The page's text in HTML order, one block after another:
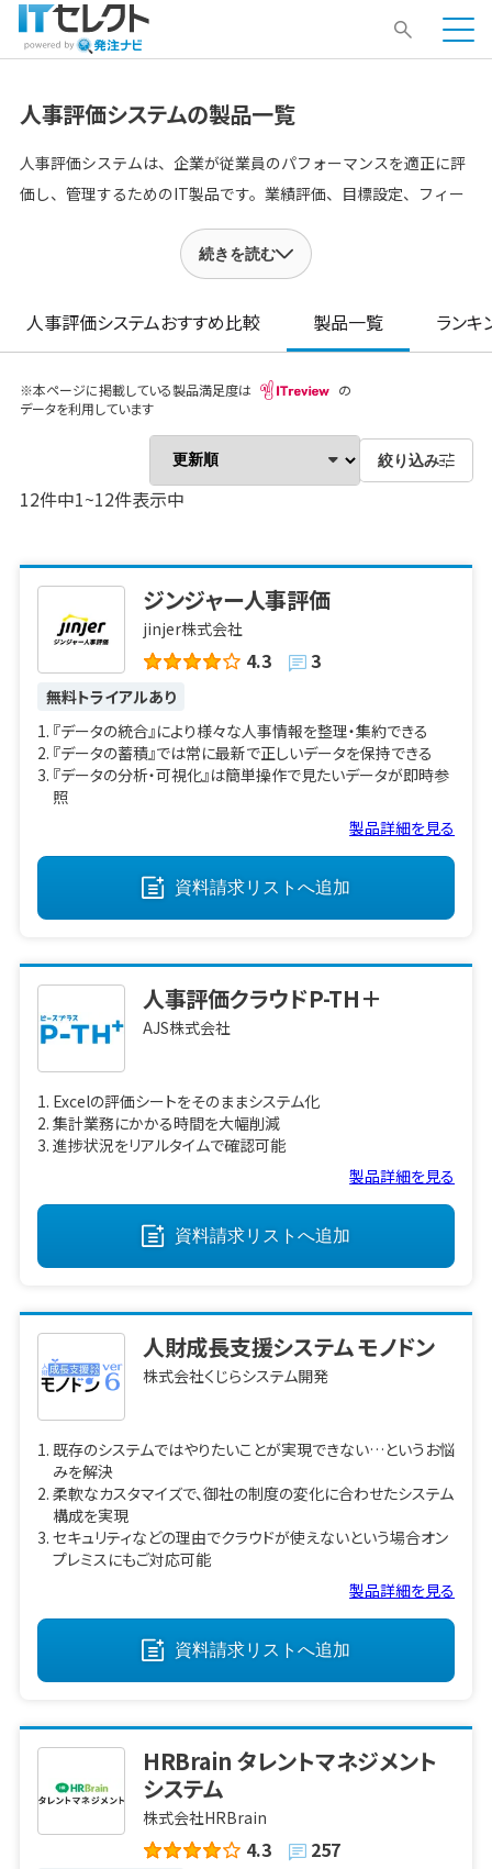
人事評価システムの製品一覧
人事評価システムは、企業が従業員のパフォーマンスを適正に評
価し、管理するためのIT製品です。業績評価、目標設定、フィー
ドバック、昇進・昇給の決定などのプロセスを一元化できます。
これにより、評価の透明性と公平性が向上し、従業員のモチベー
ションと生産性を高めます。企業の人材育成と組織の成長をサポ
ートする重要なツールです。
続きを読む
人事評価システムおすすめ比較 製品一覧 ランキ
※本ページに掲載している製品満足度は
の
データを利用しています
絞り込み
12件中1~12件表示中
ジンジャー人事評価
jinjer株式会社
4.3 3
無料トライアルあり
『データの統合』により様々な人事情報を整理・集約できる
『データの蓄積』では常に最新で正しいデータを保持できる
『データの分析・可視化』は簡単操作で見たいデータが即時参
照
製品詳細を見る
資料請求リストへ追加
人事評価クラウドP-TH＋
AJS株式会社
Excelの評価シートをそのままシステム化
集計業務にかかる時間を大幅削減
進捗状況をリアルタイムで確認可能
製品詳細を見る
資料請求リストへ追加
人財成長支援システム モノドン
株式会社くじらシステム開発
既存のシステムではやりたいことが実現できない…というお悩
みを解決
柔軟なカスタマイズで、御社の制度の変化に合わせたシステム
構成を実現
セキュリティなどの理由でクラウドが使えないという場合オン
プレミスにもご対応可能
製品詳細を見る
資料請求リストへ追加
HRBrain タレントマネジメント
システム
株式会社HRBrain
4.3 257